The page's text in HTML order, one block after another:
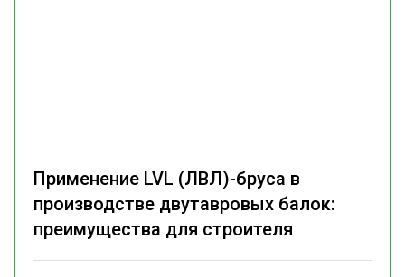
Применение LVL (ЛВЛ)-бруса в
производстве двутавровых балок:
преимущества для строителя